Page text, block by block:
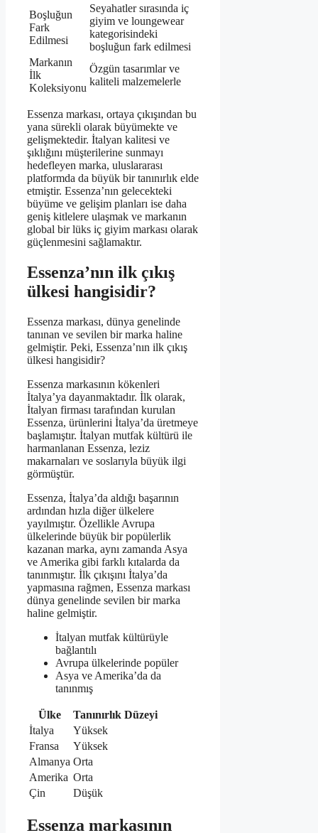
Boşluğun
Fark
Edilmesi
Seyahatler sırasında iç
giyim ve loungewear
kategorisindeki
boşluğun fark edilmesi
Markanın
İlk
Koleksiyonu
Özgün tasarımlar ve
kaliteli malzemelerle
Essenza markası, ortaya çıkışından bu
yana sürekli olarak büyümekte ve
gelişmektedir. İtalyan kalitesi ve
şıklığını müşterilerine sunmayı
hedefleyen marka, uluslararası
platformda da büyük bir tanınırlık elde
etmiştir. Essenza’nın gelecekteki
büyüme ve gelişim planları ise daha
geniş kitlelere ulaşmak ve markanın
global bir lüks iç giyim markası olarak
güçlenmesini sağlamaktır.
Essenza’nın ilk çıkış
ülkesi hangisidir?
Essenza markası, dünya genelinde
tanınan ve sevilen bir marka haline
gelmiştir. Peki, Essenza’nın ilk çıkış
ülkesi hangisidir?
Essenza markasının kökenleri
İtalya’ya dayanmaktadır. İlk olarak,
İtalyan firması tarafından kurulan
Essenza, ürünlerini İtalya’da üretmeye
başlamıştır. İtalyan mutfak kültürü ile
harmanlanan Essenza, leziz
makarnaları ve soslarıyla büyük ilgi
görmüştür.
Essenza, İtalya’da aldığı başarının
ardından hızla diğer ülkelere
yayılmıştır. Özellikle Avrupa
ülkelerinde büyük bir popülerlik
kazanan marka, aynı zamanda Asya
ve Amerika gibi farklı kıtalarda da
tanınmıştır. İlk çıkışını İtalya’da
yapmasına rağmen, Essenza markası
dünya genelinde sevilen bir marka
haline gelmiştir.
İtalyan mutfak kültürüyle
bağlantılı
Avrupa ülkelerinde popüler
Asya ve Amerika’da da
tanınmış
Ülke
Tanınırlık Düzeyi
İtalya
Yüksek
Fransa
Yüksek
Almanya Orta
Amerika Orta
Çin
Düşük
Essenza markasının